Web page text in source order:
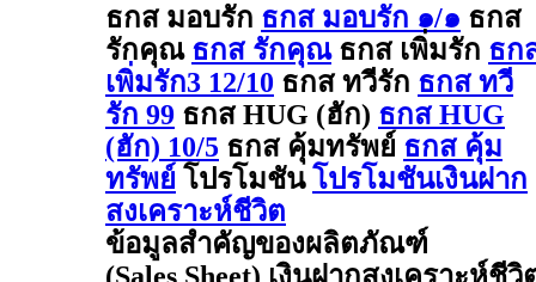
ธกส มอบรัก ธกส มอบรัก ๑/๑ ธกส
รักคุณ ธกส รักคุณ ธกส เพิ่มรัก ธก
เพิ่มรัก3 12/10 ธกส ทวีรัก ธกส ทวี
รัก 99 ธกส HUG (ฮัก) ธกส HUG
(ฮัก) 10/5 ธกส คุ้มทรัพย์ ธกส คุ้ม
ทรัพย์ โปรโมชัน โปรโมชันเงินฝาก
สงเคราะห์ชีวิต
ข้อมูลสำคัญของผลิตภัณฑ์
(Sales Sheet) เงินฝากสงเคราะห์ชีวิ